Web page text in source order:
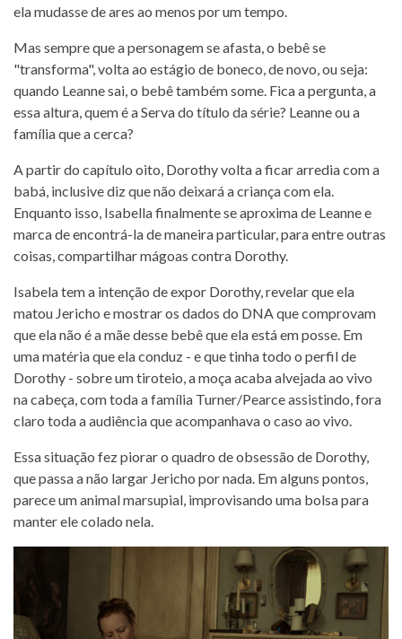
ela mudasse de ares ao menos por um tempo.
Mas sempre que a personagem se afasta, o bebê se
"transforma", volta ao estágio de boneco, de novo, ou seja:
quando Leanne sai, o bebê também some. Fica a pergunta, a
essa altura, quem é a Serva do título da série? Leanne ou a
família que a cerca?
A partir do capítulo oito, Dorothy volta a ficar arredia com a
babá, inclusive diz que não deixará a criança com ela.
Enquanto isso, Isabella finalmente se aproxima de Leanne e
marca de encontrá-la de maneira particular, para entre outras
coisas, compartilhar mágoas contra Dorothy.
Isabela tem a intenção de expor Dorothy, revelar que ela
matou Jericho e mostrar os dados do DNA que comprovam
que ela não é a mãe desse bebê que ela está em posse. Em
uma matéria que ela conduz - e que tinha todo o perfil de
Dorothy - sobre um tiroteio, a moça acaba alvejada ao vivo
na cabeça, com toda a família Turner/Pearce assistindo, fora
claro toda a audiência que acompanhava o caso ao vivo.
Essa situação fez piorar o quadro de obsessão de Dorothy,
que passa a não largar Jericho por nada. Em alguns pontos,
parece um animal marsupial, improvisando uma bolsa para
manter ele colado nela.